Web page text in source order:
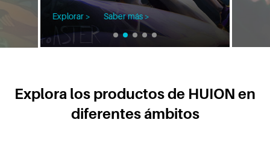
Explorar > Saber más >
Explora los productos de HUION en
diferentes ámbitos